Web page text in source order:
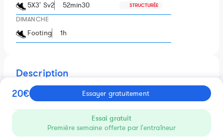
5X3' Sv2 52min30 STRUCTURÉE
DIMANCHE
Footing 1h
Description
Plan 10km accessible à tous sur 8 semaines avec 4 séances
d'environ 1h par semaine.
1 séance à des intensités proche de la VMA
1 séance à des intensités proche du 2ème seuil ventilatoire (~
2 séances à faible intensité type footing.
20€ Essayer gratuitement
Essai gratuit
Première semaine offerte par l'entraîneur